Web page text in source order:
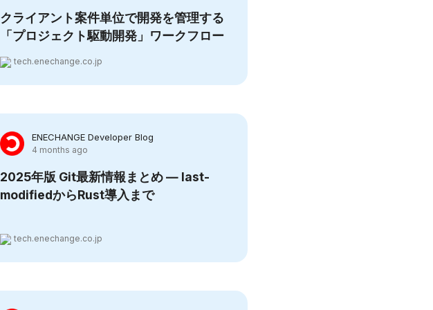
クライアント案件単位で開発を管理する
「プロジェクト駆動開発」ワークフロー
tech.enechange.co.jp
ENECHANGE Developer Blog
4 months ago
2025年版 Git最新情報まとめ ― last-
modifiedからRust導入まで
tech.enechange.co.jp